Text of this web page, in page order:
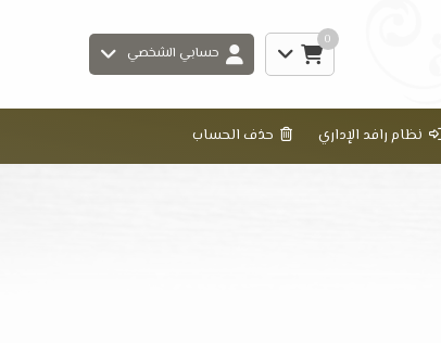
0
حسابي الشخصي
نظام رافد الإداري حذف الحساب